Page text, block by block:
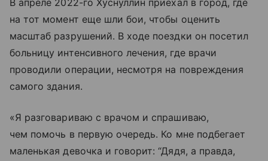
В апреле 2022-го Хуснуллин приехал в город, где
на тот момент еще шли бои, чтобы оценить
масштаб разрушений. В ходе поездки он посетил
больницу интенсивного лечения, где врачи
проводили операции, несмотря на повреждения
самого здания.
«Я разговариваю с врачом и спрашиваю,
чем помочь в первую очередь. Ко мне подбегает
маленькая девочка и говорит: “Дядя, а правда,